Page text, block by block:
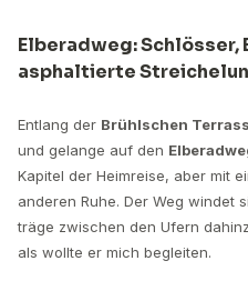
Elberadweg: Schlösser,
asphaltierte
Entlang der Brühlschen
und gelange auf den
Kapitel der Heimreise, aber mit
anderen Ruhe. Der Weg windet
träge zwischen den Ufern
als wollte er mich begleiten.